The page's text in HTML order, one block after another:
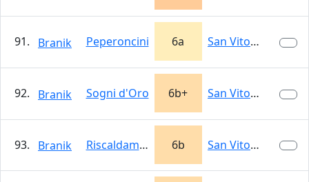
91. Branik Peperoncini 6a San Vito Lo Capo
92. Branik Sogni d'Oro 6b+ San Vito Lo Capo
93. Branik Riscaldamento Lento 6b San Vito Lo Capo